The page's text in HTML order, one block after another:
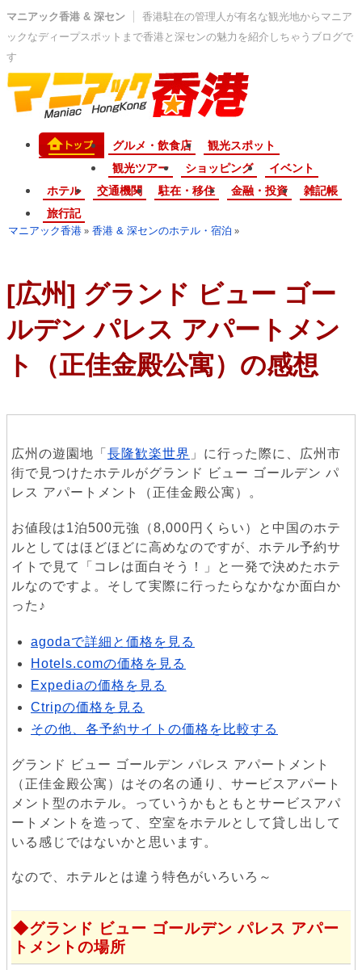
マニアック香港 & 深セン
香港駐在の管理人が有名な観光地からマニア
ックなディープスポットまで香港と深センの魅力を紹介しちゃうブログで
す
グルメ・飲食店
観光スポット
観光ツアー
ショッピング
イベント
ホテル
交通機関 駐在・移住 金融・投資
雑記帳
旅行記
マニアック香港 » 香港 & 深センのホテル・宿泊 »
[広州] グランド ビュー ゴー
ルデン パレス アパートメン
ト（正佳金殿公寓）の感想
広州の遊園地「 長隆歓楽世界 」に行った際に、広州市
街で見つけたホテルがグランド ビュー ゴールデン パ
レス アパートメント（正佳金殿公寓）。
お値段は1泊500元強（8,000円くらい）と中国のホテ
ルとしてはほどほどに高めなのですが、ホテル予約サ
イトで見て「コレは面白そう！」と一発で決めたホテ
ルなのですよ。そして実際に行ったらなかなか面白か
った♪
agodaで詳細と価格を見る
Hotels.comの価格を見る
Expediaの価格を見る
Ctripの価格を見る
その他、各予約サイトの価格を比較する
グランド ビュー ゴールデン パレス アパートメント
（正佳金殿公寓）はその名の通り、サービスアパート
メント型のホテル。っていうかもともとサービスアパ
ートメントを造って、空室をホテルとして貸し出して
いる感じではないかと思います。
なので、ホテルとは違う特色がいろいろ～
グランド ビュー ゴールデン パレス アパー
トメントの場所